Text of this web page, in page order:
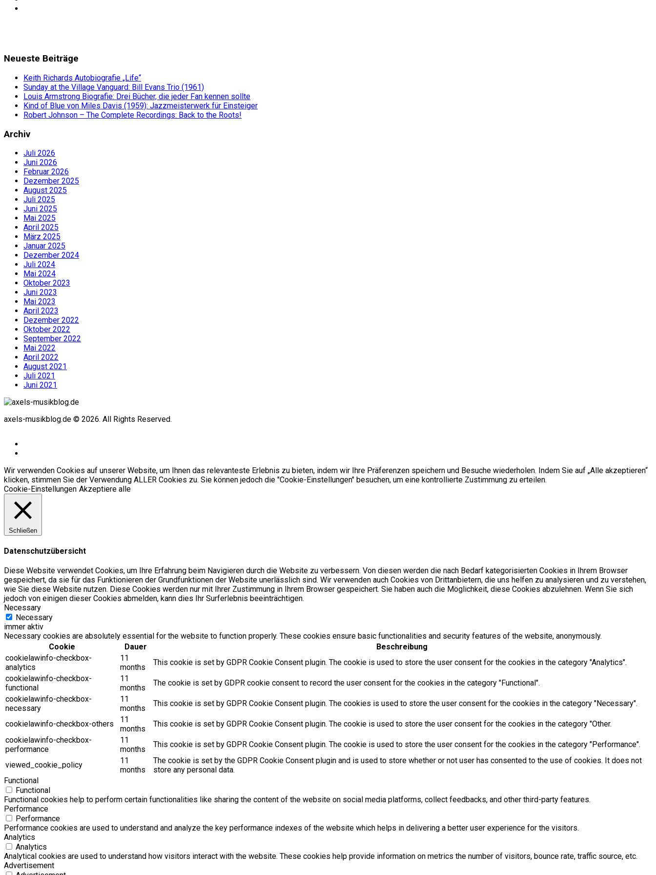
Neueste Beiträge
Keith Richards Autobiografie „Life“
Sunday at the Village Vanguard: Bill Evans Trio (1961)
Louis Armstrong Biografie: Drei Bücher, die jeder Fan kennen sollte
Kind of Blue von Miles Davis (1959): Jazzmeisterwerk für Einsteiger
Robert Johnson – The Complete Recordings: Back to the Roots!
Archiv
Juli 2026
Juni 2026
Februar 2026
Dezember 2025
August 2025
Juli 2025
Juni 2025
Mai 2025
April 2025
März 2025
Januar 2025
Dezember 2024
Juli 2024
Mai 2024
Oktober 2023
Juni 2023
Mai 2023
April 2023
Dezember 2022
Oktober 2022
September 2022
Mai 2022
April 2022
August 2021
Juli 2021
Juni 2021
axels-musikblog.de © 2026. All Rights Reserved.
Wir verwenden Cookies auf unserer Website, um Ihnen das relevanteste Erlebnis zu bieten, indem wir Ihre Präferenzen speichern und Besuche wiederholen. Indem Sie auf „Alle akzeptieren“
klicken, stimmen Sie der Verwendung ALLER Cookies zu. Sie können jedoch die "Cookie-Einstellungen" besuchen, um eine kontrollierte Zustimmung zu erteilen.
Cookie-Einstellungen Akzeptiere alle
Schließen
Datenschutzübersicht
Diese Website verwendet Cookies, um Ihre Erfahrung beim Navigieren durch die Website zu verbessern. Von diesen werden die nach Bedarf kategorisierten Cookies in Ihrem Browser
gespeichert, da sie für das Funktionieren der Grundfunktionen der Website unerlässlich sind. Wir verwenden auch Cookies von Drittanbietern, die uns helfen zu analysieren und zu verstehen,
wie Sie diese Website nutzen. Diese Cookies werden nur mit Ihrer Zustimmung in Ihrem Browser gespeichert. Sie haben auch die Möglichkeit, diese Cookies abzulehnen. Wenn Sie sich
jedoch von einigen dieser Cookies abmelden, kann dies Ihr Surferlebnis beeinträchtigen.
Necessary
Necessary
immer aktiv
Necessary cookies are absolutely essential for the website to function properly. These cookies ensure basic functionalities and security features of the website, anonymously.
Cookie
Dauer
Beschreibung
cookielawinfo-checkbox-
analytics
11
months
This cookie is set by GDPR Cookie Consent plugin. The cookie is used to store the user consent for the cookies in the category "Analytics".
cookielawinfo-checkbox-
functional
11
months
The cookie is set by GDPR cookie consent to record the user consent for the cookies in the category "Functional".
cookielawinfo-checkbox-
necessary
11
months
This cookie is set by GDPR Cookie Consent plugin. The cookies is used to store the user consent for the cookies in the category "Necessary".
cookielawinfo-checkbox-others
11
months
This cookie is set by GDPR Cookie Consent plugin. The cookie is used to store the user consent for the cookies in the category "Other.
cookielawinfo-checkbox-
performance
11
months
This cookie is set by GDPR Cookie Consent plugin. The cookie is used to store the user consent for the cookies in the category "Performance".
viewed_cookie_policy
11
months
The cookie is set by the GDPR Cookie Consent plugin and is used to store whether or not user has consented to the use of cookies. It does not
store any personal data.
Functional
Functional
Functional cookies help to perform certain functionalities like sharing the content of the website on social media platforms, collect feedbacks, and other third-party features.
Performance
Performance
Performance cookies are used to understand and analyze the key performance indexes of the website which helps in delivering a better user experience for the visitors.
Analytics
Analytics
Analytical cookies are used to understand how visitors interact with the website. These cookies help provide information on metrics the number of visitors, bounce rate, traffic source, etc.
Advertisement